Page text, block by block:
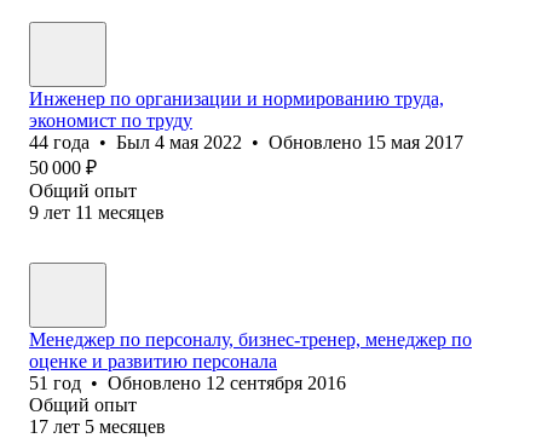
Инженер по организации и нормированию труда,
экономист по труду
44 года • Был 4 мая 2022 • Обновлено 15 мая 2017
50 000 ₽
Общий опыт
9 лет 11 месяцев
Менеджер по персоналу, бизнес-тренер, менеджер по
оценке и развитию персонала
51 год • Обновлено 12 сентября 2016
Общий опыт
17 лет 5 месяцев